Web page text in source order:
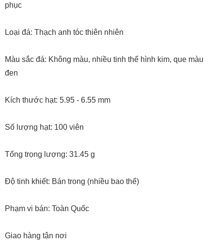
phục
Loại đá: Thạch anh tóc thiên nhiên
Màu sắc đá: Không màu, nhiều tinh thể hình kim, que màu
đen
Kích thước hạt: 5.95 - 6.55 mm
Số lượng hạt: 100 viên
Tổng trọng lượng: 31.45 g
Độ tinh khiết: Bán trong (nhiều bao thể)
Phạm vi bán: Toàn Quốc
Giao hàng tận nơi